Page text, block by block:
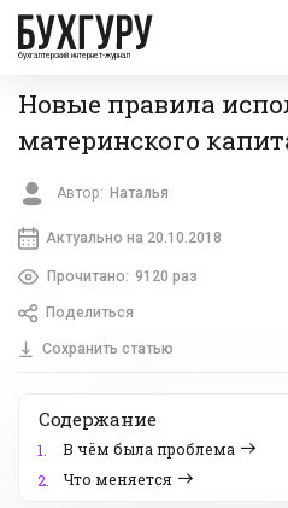
бухгалтерский интернет-журнал
Новые правила
материнского
Автор: Наталья
Актуально на 20.10.2018
Прочитано: 9120 раз
Поделиться
Сохранить статью
Содержание
1.
В чём была проблема
2.
Что меняется